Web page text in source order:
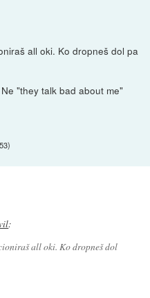
all oki. Ko dropneš dol pa
"they talk bad about me"
)
:
all oki. Ko dropneš dol